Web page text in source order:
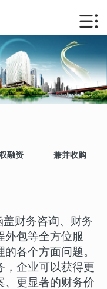
融资
兼并收购
财务咨询、财务
外包等全方位服
各个方面问题。
，企业可以获得更
、更显著的财务价